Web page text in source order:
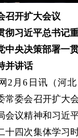
召开扩大会议
彻习近平总书记
中央决策部署一
并讲话
2月6日讯（河
常委会召开扩大
会议精神和习近
十四次集体学习